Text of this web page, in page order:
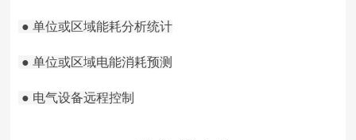
● 单位或区域能耗分析统计
● 单位或区域电能消耗预测
● 电气设备远程控制